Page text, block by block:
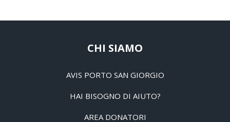
CHI SIAMO
AVIS PORTO SAN GIORGIO
HAI BISOGNO DI AIUTO?
AREA DONATORI